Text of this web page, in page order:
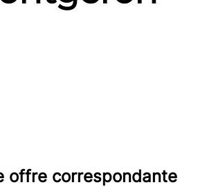
offre correspondante